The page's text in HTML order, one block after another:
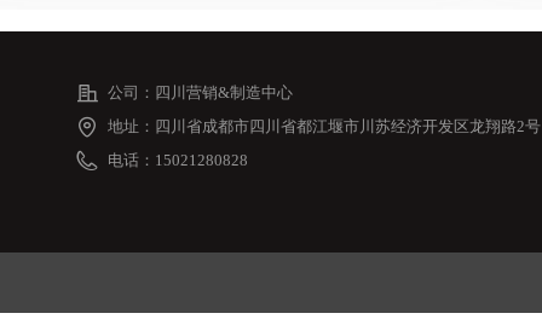
公司： 四川营销&制造中心
地址： 四川省成都市四川省都江堰市川苏经济开发区龙翔路2号
电话： 15021280828